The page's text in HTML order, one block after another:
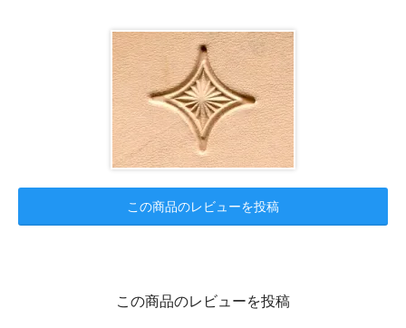
この商品のレビューを投稿
この商品のレビューを投稿